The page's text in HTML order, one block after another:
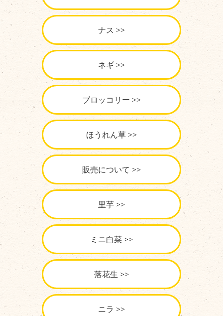
ナス
ネギ
ブロッコリー
ほうれん草
販売について
里芋
ミニ白菜
落花生
ニラ